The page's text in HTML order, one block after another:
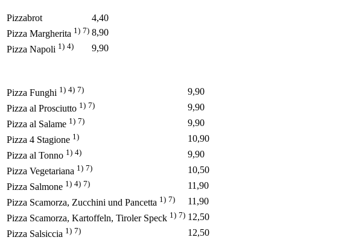
Pizzabrot
4,40
Pizza Margherita 1) 7) 8,90
Pizza Napoli 1) 4) 9,90
Pizza Funghi 1) 4) 7)
9,90
Pizza al Prosciutto 1) 7)
9,90
Pizza al Salame 1) 7)
9,90
Pizza 4 Stagione 1)
10,90
Pizza al Tonno 1) 4)
9,90
Pizza Vegetariana 1) 7)
10,50
Pizza Salmone 1) 4) 7)
11,90
Pizza Scamorza, Zucchini und Pancetta 1) 7)
11,90
Pizza Scamorza, Kartoffeln, Tiroler Speck 1) 7) 12,50
Pizza Salsiccia 1) 7)
12,50